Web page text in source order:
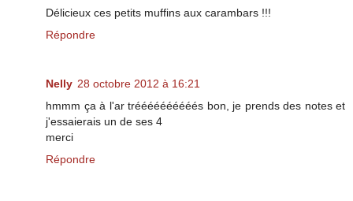
Délicieux ces petits muffins aux carambars !!!
Répondre
Nelly 28 octobre 2012 à 16:21
hmmm ça à l'ar tréééééééééés bon, je prends des notes et
j'essaierais un de ses 4
merci
Répondre